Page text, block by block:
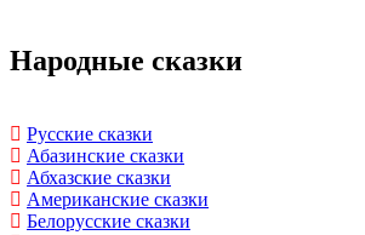
Народные сказки
Русские сказки
Абазинские сказки
Абхазские сказки
Американские сказки
Белорусские сказки